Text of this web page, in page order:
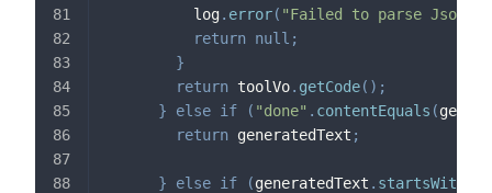
          log
. error( "Failed to parse
return null ;
}
return toolVo. getCode( ) ;
}
else if ( "done" . contentEquals (
return generatedText ;
} else if (generatedText . startsWith